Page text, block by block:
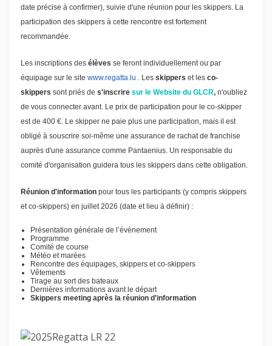
date précise à confirmer), suivie d'une réunion pour les skippers. La
participation des skippers à cette rencontre est fortement
recommandée.
Les inscriptions des élèves se feront individuellement ou par
équipage sur le site www.regatta.lu . Lesskippers et lesco-
skippers sont priés de s'inscrire sur le Website du GLCR, n'oubliez
de vous connecter avant. Le prix de participation pour le co-skipper
est de 400 €. Le skipper ne paie plus une participation, mais il est
obligé à souscrire soi-même une assurance de rachat de franchise
auprès d'une assurance comme Pantaenius. Un responsable du
comité d'organisation guidera tous les skippers dans cette obligation.
Réunion d'informationpour tous les participants (y compris skippers
et co-skippers) en juillet 2026 (date et lieu à définir) :
Présentation générale de l’évènement
Programme
Comité de course
Météo et marées
Rencontre des équipages, skippers et co-skippers
Vêtements
Tirage au sort des bateaux
Dernières informations avant le départ
Skippers meeting après la réunion d'information